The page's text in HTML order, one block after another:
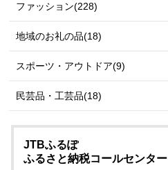
ファッション(228)
地域のお礼の品(18)
スポーツ・アウトドア(9)
民芸品・工芸品(18)
JTBふるぽ
ふるさと納税コールセンター